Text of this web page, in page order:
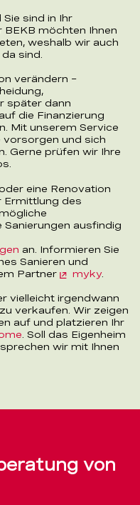
sind in Ihr
BEKB möchten Ihnen
weshalb wir auch
sind.
verändern –
später dann
die Finanzierung
Mit unserem Service
vorsorgen und sich
Gerne prüfen wir Ihre
eine Renovation
Ermittlung des
ausfindig
an. Informieren Sie
Sanieren und
Partner
myky.
vielleicht irgendwann
verkaufen. Wir zeigen
auf und platzieren Ihr
. Soll das Eigenheim
wir mit Ihnen
von